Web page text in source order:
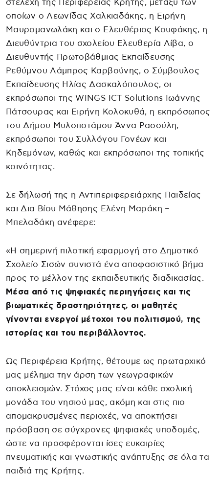
στελέχη της Περιφέρειας Κρήτης, μεταξύ των
οποίων ο Λεωνίδας Χαλκιαδάκης, η Ειρήνη
Μαυρομανωλάκη και ο Ελευθέριος Κουφάκης, η
Διευθύντρια του σχολείου Ελευθερία Λίβα, ο
Διευθυντής Πρωτοβάθμιας Εκπαίδευσης
Ρεθύμνου Λάμπρος Καρβούνης, ο Σύμβουλος
Εκπαίδευσης Ηλίας Δασκαλόπουλος, οι
εκπρόσωποι της WINGS ICT Solutions Ιωάννης
Πάτσουρας και Ειρήνη Κολοκυθά, η εκπρόσωπος
του Δήμου Μυλοποτάμου Άννα Ρασούλη,
εκπρόσωποι του Συλλόγου Γονέων και
Κηδεμόνων, καθώς και εκπρόσωποι της τοπικής
κοινότητας.
Σε δήλωσή της η Αντιπεριφερειάρχης Παιδείας
και Δια Βίου Μάθησης Ελένη Μαράκη –
Μπελαδάκη ανέφερε:
«Η σημερινή πιλοτική εφαρμογή στο Δημοτικό
Σχολείο Σισών συνιστά ένα αποφασιστικό βήμα
προς το μέλλον της εκπαιδευτικής διαδικασίας.
Μέσα από τις ψηφιακές περιηγήσεις και τις
βιωματικές δραστηριότητες, οι μαθητές
γίνονται ενεργοί μέτοχοι του πολιτισμού, της
ιστορίας και του περιβάλλοντος.
Ως Περιφέρεια Κρήτης, θέτουμε ως πρωταρχικό
μας μέλημα την άρση των γεωγραφικών
αποκλεισμών. Στόχος μας είναι κάθε σχολική
μονάδα του νησιού μας, ακόμη και στις πιο
απομακρυσμένες περιοχές, να αποκτήσει
πρόσβαση σε σύγχρονες ψηφιακές υποδομές,
ώστε να προσφέρονται ίσες ευκαιρίες
πνευματικής και γνωστικής ανάπτυξης σε όλα τα
παιδιά της Κρήτης.